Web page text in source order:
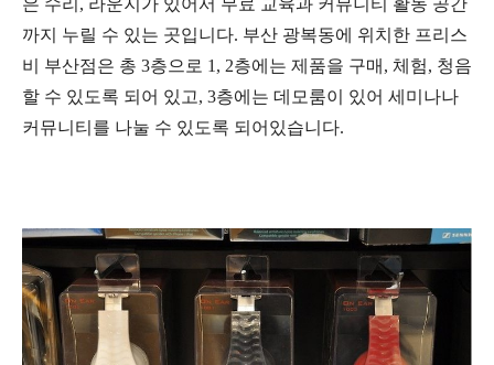
은 수리, 라운지가 있어서 무료 교육과 커뮤니티 활동 공간
까지 누릴 수 있는 곳입니다. 부산 광복동에 위치한 프리스
비 부산점은 총 3층으로 1, 2층에는 제품을 구매, 체험, 청음
할 수 있도록 되어 있고, 3층에는 데모룸이 있어 세미나나
커뮤니티를 나눌 수 있도록 되어있습니다.